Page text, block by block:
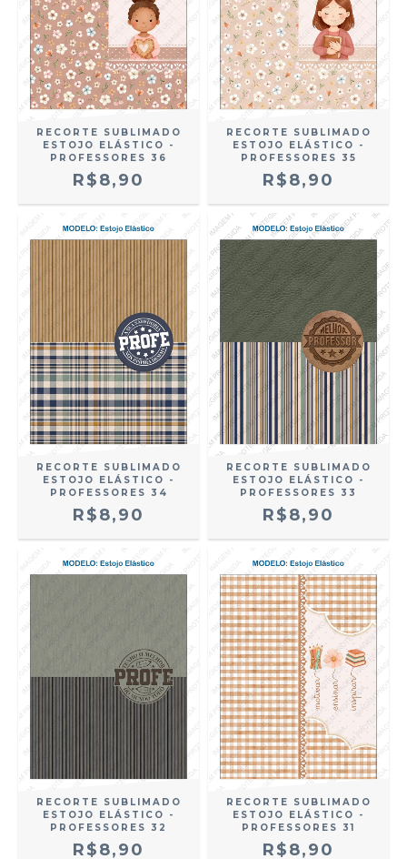
RECORTE SUBLIMADO
ESTOJO ELÁSTICO -
PROFESSORES 36
R$8,90
RECORTE SUBLIMADO
ESTOJO ELÁSTICO -
PROFESSORES 35
R$8,90
RECORTE SUBLIMADO
ESTOJO ELÁSTICO -
PROFESSORES 34
R$8,90
RECORTE SUBLIMADO
ESTOJO ELÁSTICO -
PROFESSORES 33
R$8,90
RECORTE SUBLIMADO
ESTOJO ELÁSTICO -
PROFESSORES 32
R$8,90
RECORTE SUBLIMADO
ESTOJO ELÁSTICO -
PROFESSORES 31
R$8,90